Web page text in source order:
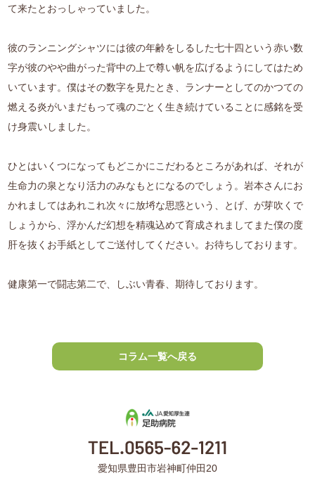
て来たとおっしゃっていました。
彼のランニングシャツには彼の年齢をしるした七十四という赤い数
字が彼のやや曲がった背中の上で尊い帆を広げるようにしてはため
いています。僕はその数字を見たとき、ランナーとしてのかつての
燃える炎がいまだもって魂のごとく生き続けていることに感銘を受
け身震いしました。
ひとはいくつになってもどこかにこだわるところがあれば、それが
生命力の泉となり活力のみなもとになるのでしょう。岩本さんにお
かれましてはあれこれ次々に放埓な思惑という、とげ、が芽吹くで
しょうから、浮かんだ幻想を精魂込めて育成されましてまた僕の度
肝を抜くお手紙としてご送付してください。お待ちしております。
健康第一で闘志第二で、しぶい青春、期待しております。
コラム一覧へ戻る
愛知県豊田市岩神町仲田20